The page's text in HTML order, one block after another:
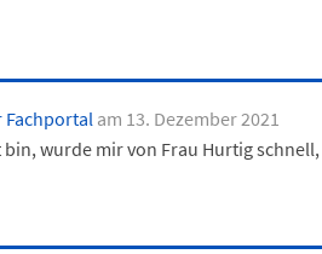
Fachportal am 13. Dezember 2021
wurde mir von Frau Hurtig